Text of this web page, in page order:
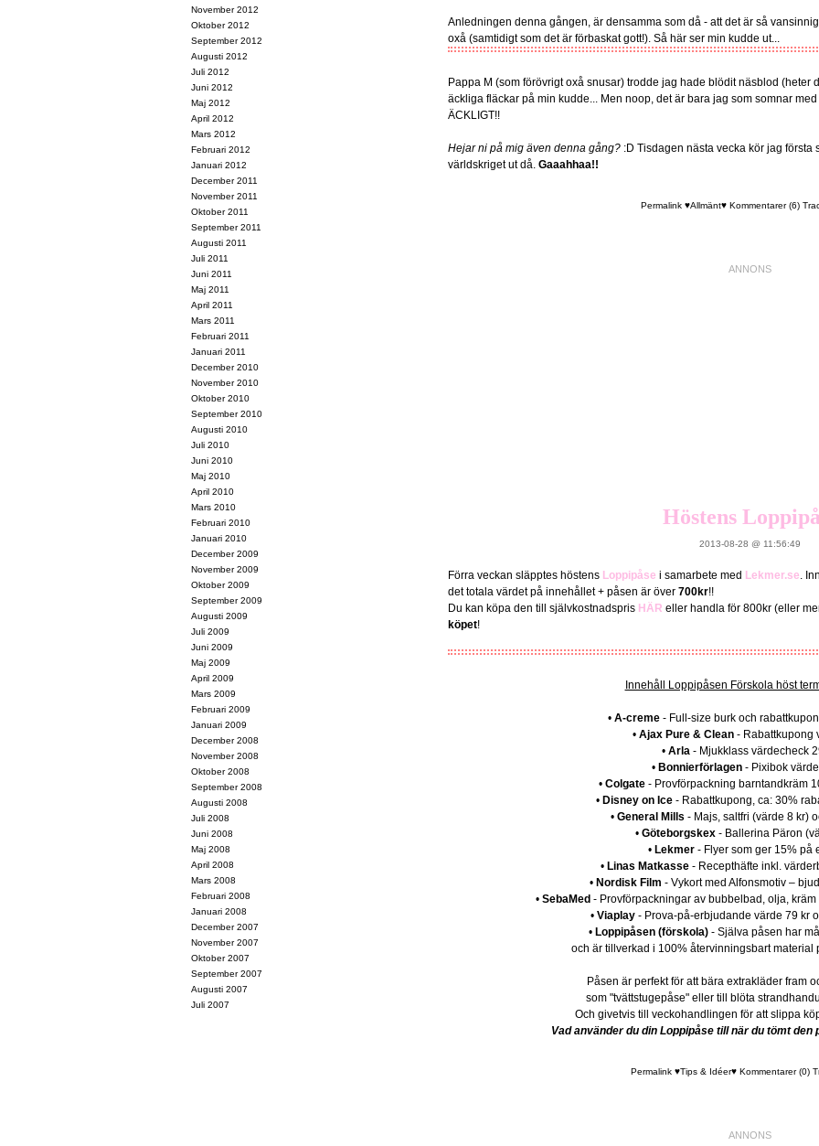
Anledningen denna gången, är densamma som då - att det är så
oxå (samtidigt som det är förbaskat gott!). Så här ser min kudde ut...
Pappa M (som förövrigt oxå snusar) trodde jag hade blödit näsblod (heter
äckliga fläckar på min kudde... Men noop, det är bara jag som somnar
ÄCKLIGT!!
Hejar ni på mig även denna gång? :D Tisdagen nästa vecka kör jag
världskriget ut då. Gaaahhaa!!
Permalink ♥Allmänt♥ Kommentarer (6)
Höstens
2013-08-28 @ 11:56:49
Förra veckan släpptes höstens Loppipåse i samarbete med Lekmer.se.
det totala värdet på innehållet + påsen är över 700kr!!
Du kan köpa den till självkostnadspris HÄR eller handla för 800kr (eller
köpet!
Innehåll Loppipåsen Förskola höst
• A-creme- Full-size burk och
• Ajax Pure & Clean- Rabattkupong
• Arla- Mjukklass värdecheck
• Bonnierförlagen- Pixibok värde
• Colgate - Provförpackning barntandkräm
• Disney on Ice - Rabattkupong, ca: 30%
• General Mills - Majs, saltfri (värde 8 kr)
• Göteborgskex- Ballerina Päron
• Lekmer - Flyer som ger 15% på
• Linas Matkasse- Recepthäfte inkl.
• Nordisk Film - Vykort med Alfonsmotiv –
• SebaMed - Provförpackningar av bubbelbad, olja,
• Viaplay - Prova-på-erbjudande värde 79 kr
• Loppipåsen (förskola) - Själva påsen har
och är tillverkad i 100% återvinningsbart material
Påsen är perfekt för att bära extrakläder fram
som "tvättstugepåse" eller till blöta
Och givetvis till veckohandlingen för att slippa
Vad använder du din Loppipåse till när du tömt den
Permalink ♥Tips & Idéer♥ Kommentarer (0)
November 2012
Oktober 2012
September 2012
Augusti 2012
Juli 2012
Juni 2012
Maj 2012
April 2012
Mars 2012
Februari 2012
Januari 2012
December 2011
November 2011
Oktober 2011
September 2011
Augusti 2011
Juli 2011
Juni 2011
Maj 2011
April 2011
Mars 2011
Februari 2011
Januari 2011
December 2010
November 2010
Oktober 2010
September 2010
Augusti 2010
Juli 2010
Juni 2010
Maj 2010
April 2010
Mars 2010
Februari 2010
Januari 2010
December 2009
November 2009
Oktober 2009
September 2009
Augusti 2009
Juli 2009
Juni 2009
Maj 2009
April 2009
Mars 2009
Februari 2009
Januari 2009
December 2008
November 2008
Oktober 2008
September 2008
Augusti 2008
Juli 2008
Juni 2008
Maj 2008
April 2008
Mars 2008
Februari 2008
Januari 2008
December 2007
November 2007
Oktober 2007
September 2007
Augusti 2007
Juli 2007